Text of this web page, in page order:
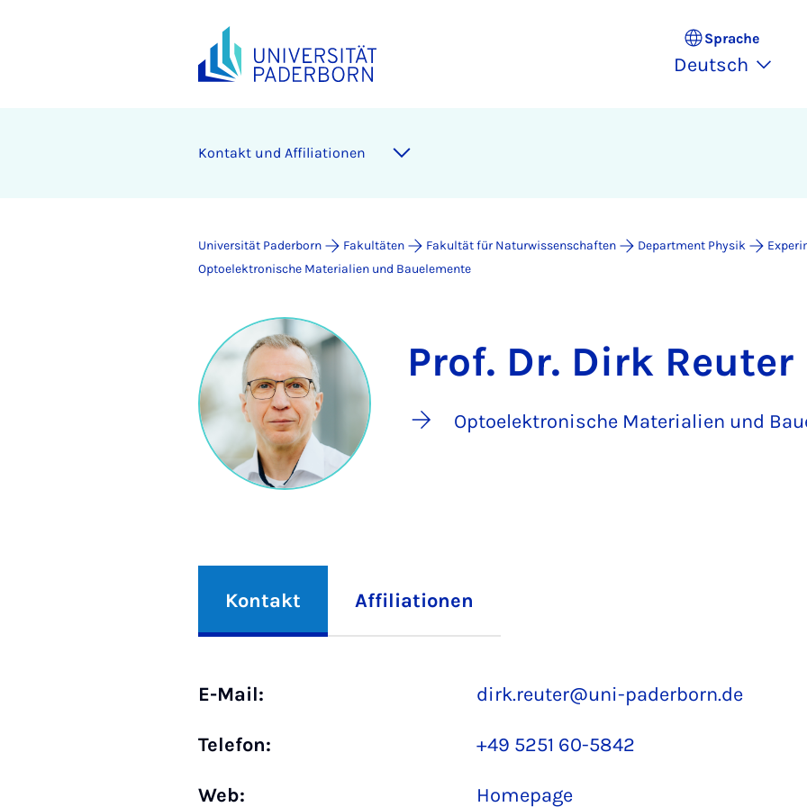
Sprache
Deutsch
Kontakt und Affiliationen
Universität Paderborn Fakultäten Fakultät für Naturwissenschaften Department Physik
Optoelektronische Materialien und Bauelemente
Prof. Dr. Dirk Reuter
Optoelektronische Materialien und
Kontakt Affiliationen
E-Mail: dirk.reuter@uni-paderborn.de
Telefon: +49 5251 60-5842
Web: Homepage